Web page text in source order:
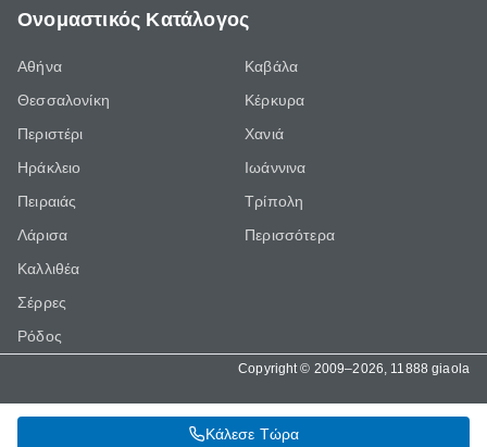
Κάλεσε Τώρα
Ονομαστικός Κατάλογος
Αθήνα
Θεσσαλονίκη
Περιστέρι
Ηράκλειο
Πειραιάς
Λάρισα
Καλλιθέα
Σέρρες
Ρόδος
Καβάλα
Κέρκυρα
Χανιά
Ιωάννινα
Τρίπολη
Περισσότερα
Copyright © 2009–2026, 11888 giaola